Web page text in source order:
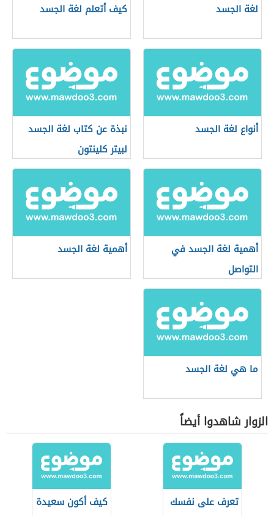
لغة الجسد كيف أتعلم لغة الجسد
أنواع لغة الجسد
نبذة عن كتاب لغة الجسد
لبيتر كلينتون
أهمية لغة الجسد في
التواصل
أهمية لغة الجسد
ما هي لغة الجسد
الزوار شاهدوا أيضاً
تعرف على نفسك
كيف أكون سعيدة